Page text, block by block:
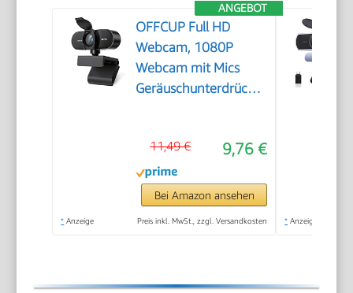
ANGEBOT
OFFCUP Full HD
Webcam, 1080P
Webcam mit Mics
Geräuschunterdrückung,
Kamera für PC Laptop
für Live-Streaming
Videoanruf Konferenz
Online-Unterricht
9,76 €
11,49 €
Bei Amazon ansehen
* Anzeige Preis inkl. MwSt., zzgl. Versandkosten * Anzeige